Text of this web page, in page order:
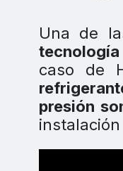
Una de
caso de
presión